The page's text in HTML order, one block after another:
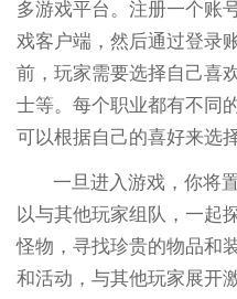
多游戏平台。注册一个账
戏客户端，然后通过登录
前，玩家需要选择自己喜
士等。每个职业都有不同
可以根据自己的喜好来选择
一旦进入游戏，你将
以与其他玩家组队，一起
怪物，寻找珍贵的物品和
和活动，与其他玩家展开